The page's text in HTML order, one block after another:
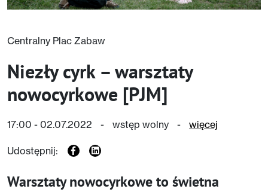
Centralny Plac Zabaw
Niezły cyrk – warsztaty
nowocyrkowe [PJM]
17:00 - 02.07.2022 - wstęp wolny - więcej
Udostępnij:
Warsztaty nowocyrkowe to świetna